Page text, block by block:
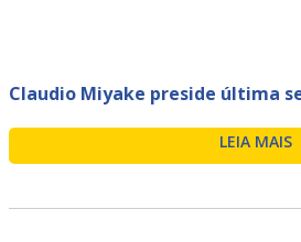
Claudio Miyake preside última
LEIA MAIS